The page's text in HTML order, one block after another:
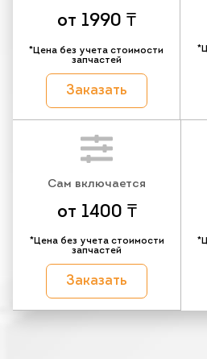
от 1990 ₸
*Цена без учета стоимости
запчастей
Заказать
Сам включается
от 1400 ₸
*Цена без учета стоимости
запчастей
Заказать